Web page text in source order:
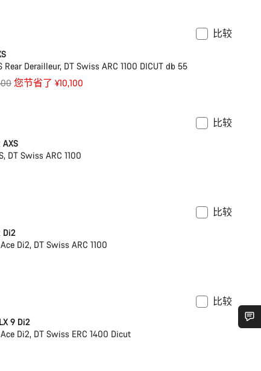
比较
Rear Derailleur, DT Swiss ARC 1100 DICUT db 55
您节省了 ¥10,100
比较
AXS
DT Swiss ARC 1100
比较
Di2
Di2, DT Swiss ARC 1100
比较
9 Di2
Di2, DT Swiss ERC 1400 Dicut
您需要帮助吗？